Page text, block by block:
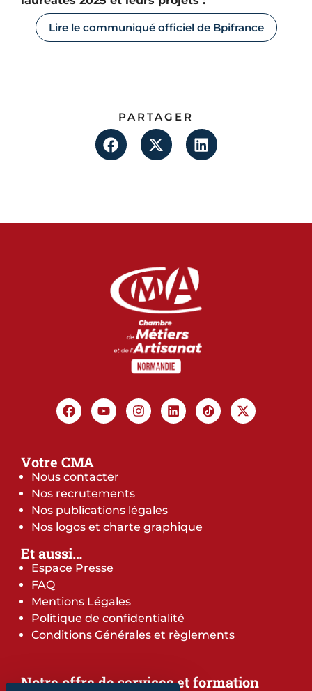
Lire le communiqué officiel de Bpifrance
PARTAGER
Votre CMA
Nous contacter
Nos recrutements
Nos publications légales
Nos logos et charte graphique
Et aussi…
Espace Presse
FAQ
Mentions Légales
Politique de confidentialité
Conditions Générales et règlements
Notre offre de services et formation